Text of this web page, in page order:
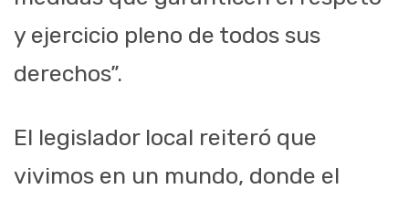
y ejercicio pleno de todos sus
derechos”.
El legislador local reiteró que
vivimos en un mundo, donde el